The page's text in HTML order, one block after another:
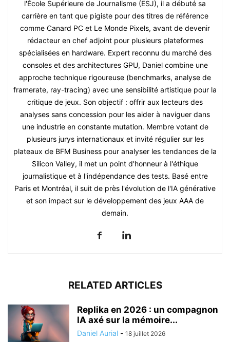
l'École Supérieure de Journalisme (ESJ), il a débuté sa
carrière en tant que pigiste pour des titres de référence
comme Canard PC et Le Monde Pixels, avant de devenir
rédacteur en chef adjoint pour plusieurs plateformes
spécialisées en hardware. Expert reconnu du marché des
consoles et des architectures GPU, Daniel combine une
approche technique rigoureuse (benchmarks, analyse de
framerate, ray-tracing) avec une sensibilité artistique pour la
critique de jeux. Son objectif : offrir aux lecteurs des
analyses sans concession pour les aider à naviguer dans
une industrie en constante mutation. Membre votant de
plusieurs jurys internationaux et invité régulier sur les
plateaux de BFM Business pour analyser les tendances de la
Silicon Valley, il met un point d'honneur à l'éthique
journalistique et à l'indépendance des tests. Basé entre
Paris et Montréal, il suit de près l'évolution de l'IA générative
et son impact sur le développement des jeux AAA de
demain.
RELATED ARTICLES
Replika en 2026 : un compagnon
IA axé sur la mémoire...
Daniel Aurial - 18 juillet 2026